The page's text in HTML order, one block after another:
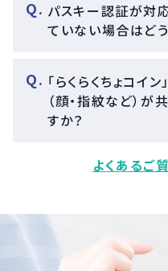
パスキー認証が対
ていない場合はど
「らくらくちょコイ
（顔・指紋など）
すか？​​
よくあるご